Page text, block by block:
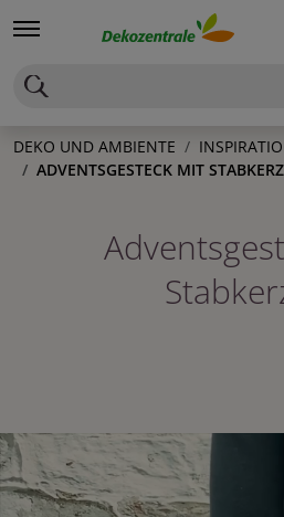
DEKO UND AMBIENTE
ADVENTSGESTECK MIT